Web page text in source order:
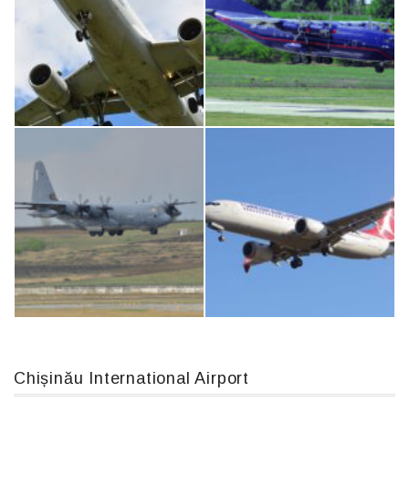
IL76, RA-78844 An124, RA-82013
Airbus A319-114 D-AILN, Lufthansa, Франкфурт-Кишинев, 24/06/18
Chișinău International Airport